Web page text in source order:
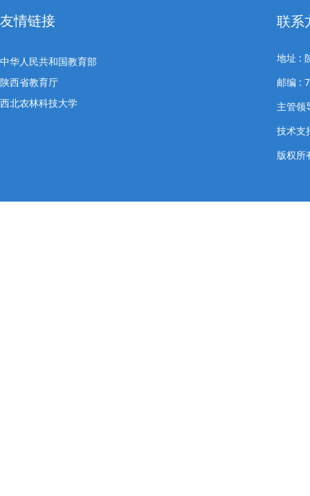
友情链接
中华人民共和国教育部
陕西省教育厅
西北农林科技大学
联系
地址 :
邮编 :
主管
技术支
版权